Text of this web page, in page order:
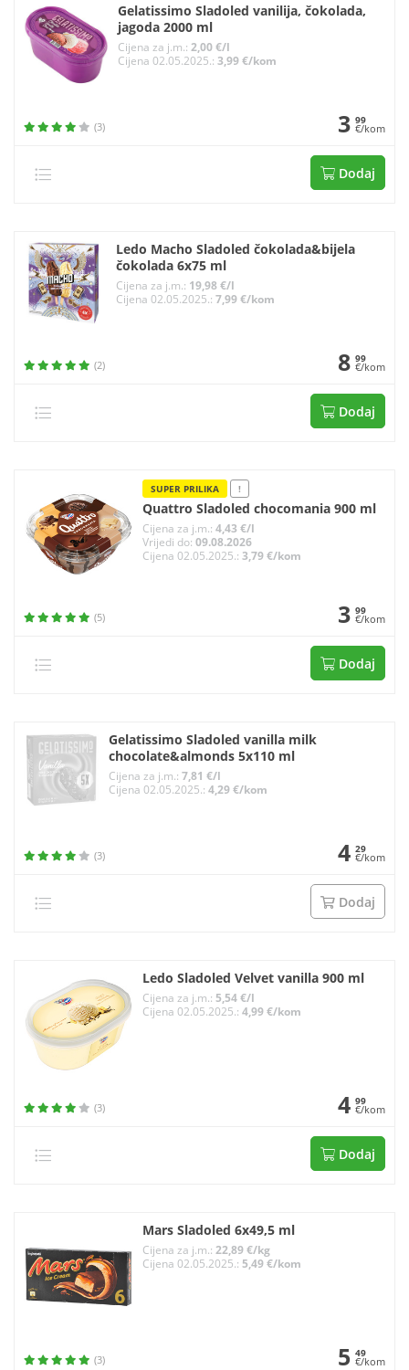
Gelatissimo Sladoled vanilija, čokolada,
jagoda 2000 ml
Cijena za j.m.: 2,00 €/l
Cijena 02.05.2025.: 3,99 €/kom
(3) 3 99
€/kom
Dodaj
Ledo Macho Sladoled čokolada&bijela
čokolada 6x75 ml
Cijena za j.m.: 19,98 €/l
Cijena 02.05.2025.:7,99 €/kom
(2) 8 99
€/kom
Dodaj
SUPER PRILIKA !
Quattro Sladoled chocomania 900 ml
Cijena za j.m.: 4,43 €/l
Vrijedi do: 09.08.2026
Cijena 02.05.2025.: 3,79 €/kom
(5) 3 99
€/kom
Dodaj
Gelatissimo Sladoled vanilla milk
chocolate&almonds 5x110 ml
Cijena za j.m.:7,81 €/l
Cijena 02.05.2025.:4,29 €/kom
(3) 4 29
€/kom
Dodaj
Ledo Sladoled Velvet vanilla 900 ml
Cijena za j.m.: 5,54 €/l
Cijena 02.05.2025.: 4,99 €/kom
(3) 4 99
€/kom
Dodaj
Mars Sladoled 6x49,5 ml
Cijena za j.m.: 22,89 €/kg
Cijena 02.05.2025.: 5,49 €/kom
(3) 5 49
€/kom